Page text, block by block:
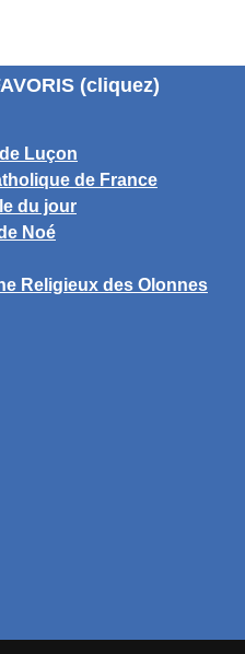
(cliquez)
Luçon
de France
du jour
Noé
Religieux des Olonnes